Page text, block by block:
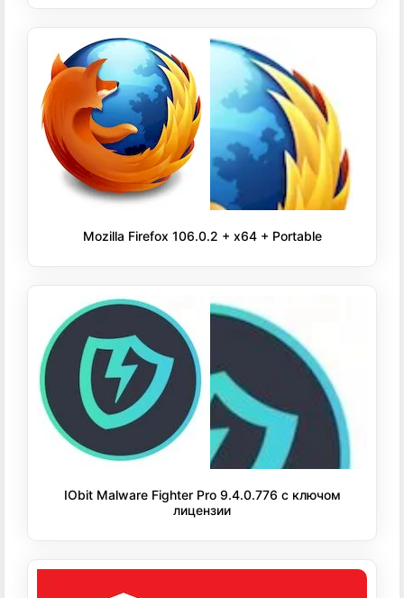
Mozilla Firefox 106.0.2 + x64 + Portable
IObit Malware Fighter Pro 9.4.0.776 с ключом
лицензии